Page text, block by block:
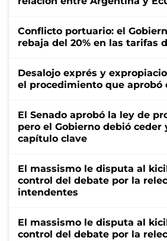
Conflicto portuario: el
rebaja del 20% en las tarifas
Desalojo exprés y
el procedimiento que aprobó
El Senado aprobó la ley de
pero el Gobierno debió
capítulo clave
El massismo le disputa al
control del debate por la
intendentes
El massismo le disputa al
control del debate por la